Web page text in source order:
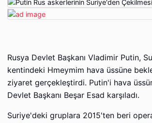
Rusya Devlet Başkanı Vladimir Putin,
kentindeki Hmeymim hava üssüne
ziyaret gerçekleştirdi. Putin'i hava
Devlet Başkanı Beşar Esad karşıladı.
Suriye'deki gruplara 2015'ten beri